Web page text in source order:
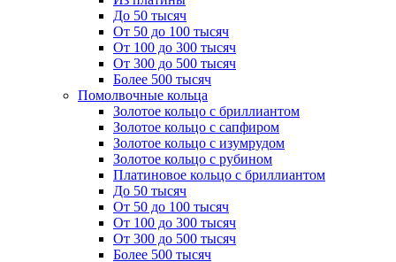
До 50 тысяч
От 50 до 100 тысяч
От 100 до 300 тысяч
От 300 до 500 тысяч
Более 500 тысяч
Помолвочные кольца
Золотое кольцо с бриллиантом
Золотое кольцо с сапфиром
Золотое кольцо с изумрудом
Золотое кольцо с рубином
Платиновое кольцо с бриллиантом
До 50 тысяч
От 50 до 100 тысяч
От 100 до 300 тысяч
От 300 до 500 тысяч
Более 500 тысяч